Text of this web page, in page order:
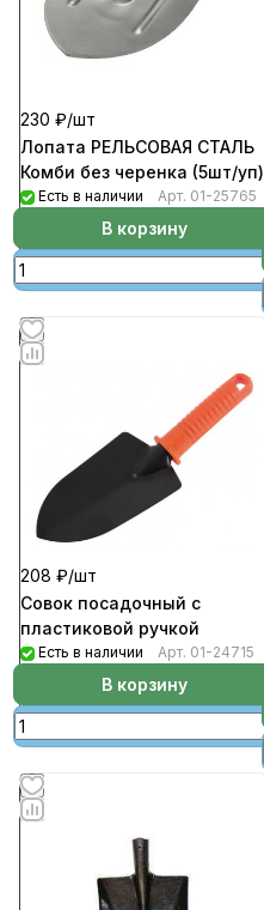
230 ₽/шт
Лопата РЕЛЬСОВАЯ СТАЛЬ
Комби без черенка (5шт/уп)
Есть в наличии Арт. 01-25765
В корзину
208 ₽/шт
Совок посадочный с
пластиковой ручкой
Есть в наличии Арт. 01-24715
В корзину